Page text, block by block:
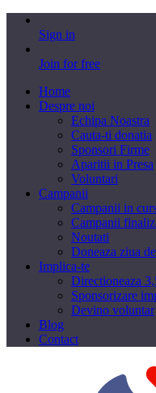
Sign in
Join for free
Home
Despre noi
Echipa Noastra
Cauta-ti donatia
Sponsori Firme
Aparitii in Presa
Voluntari
Campanii
Campanii in
Campanii
Noutati
Doneaza ziua
Implica-te
Directioneaza
Sponsorizare
Devino voluntar
Blog
Contact